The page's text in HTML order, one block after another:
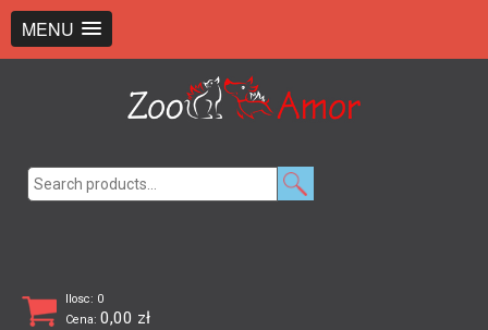
MENU
Ilosc: 0
Cena: 0,00 zł